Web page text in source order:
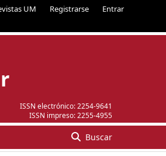
UM Registrarse Entrar
ISSN electrónico: 2254-9641
ISSN impreso: 2255-4955
Buscar